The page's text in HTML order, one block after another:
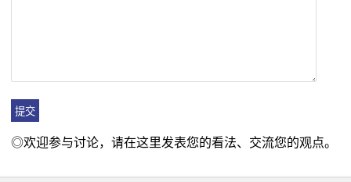
◎欢迎参与讨论，请在这里发表您的看法、交流您的观点。